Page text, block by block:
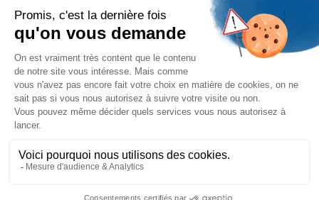
Jeu fabriqué en France
À partir de 4 ans.
Poids net: 280 g.
Le saviez-vous ? En achetant sur la boutique, vous
contribuez à agir pour faire reculer la pauvreté et les
inégalités.